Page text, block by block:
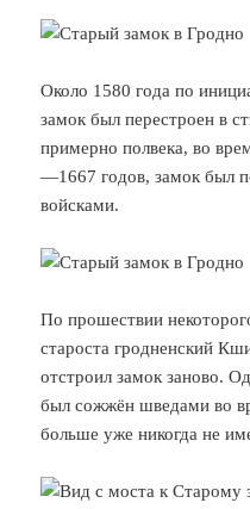
Около 1580 года по
замок был перестроен в
примерно полвека, во
—1667 годов, замок был
войсками.
По прошествии
староста гродненский
отстроил замок заново.
был сожжён шведами во
больше уже никогда не